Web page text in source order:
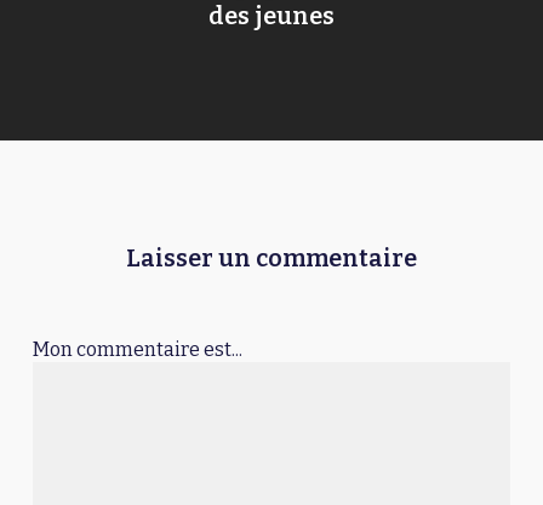
des jeunes
Laisser un commentaire
Mon commentaire est...